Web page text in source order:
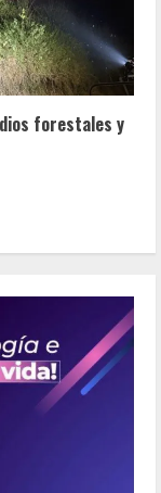
forestales y